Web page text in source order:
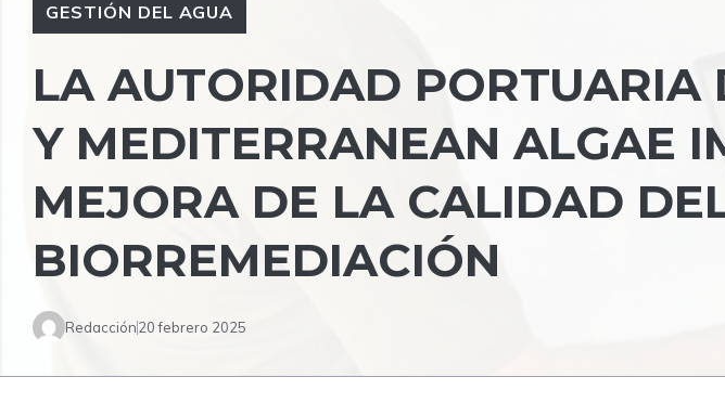
GESTIÓN DEL AGUA
LA AUTORIDAD PORTUARIA
Y MEDITERRANEAN ALGAE
MEJORA DE LA CALIDAD
BIORREMEDIACIÓN
Redacción20 febrero 2025